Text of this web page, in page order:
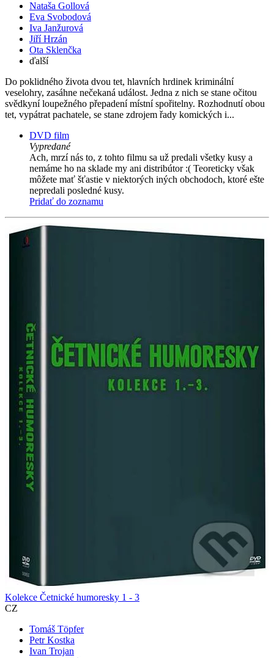
Nataša Gollová
Eva Svobodová
Iva Janžurová
Jiří Hrzán
Ota Sklenčka
ďalší
Do poklidného života dvou tet, hlavních hrdinek kriminální
veselohry, zasáhne nečekaná událost. Jedna z nich se stane očitou
svědkyní loupežného přepadení místní spořitelny. Rozhodnutí obou
tet, vypátrat pachatele, se stane zdrojem řady komických i...
DVD film
Vypredané
Ach, mrzí nás to, z tohto filmu sa už predali všetky kusy a
nemáme ho na sklade my ani distribútor :( Teoreticky však
môžete mať šťastie v niektorých iných obchodoch, ktoré ešte
nepredali posledné kusy.
Pridať do zoznamu
Kolekce Četnické humoresky 1 - 3
CZ
Tomáš Töpfer
Petr Kostka
Ivan Trojan